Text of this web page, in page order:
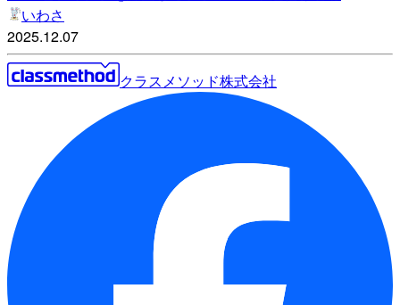
いわさ
2025.12.07
クラスメソッド株式会社